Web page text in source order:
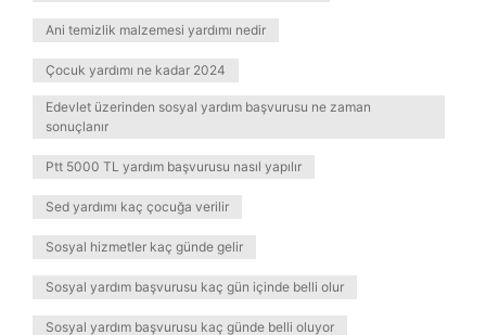
Ani temizlik malzemesi yardımı nedir
Çocuk yardımı ne kadar 2024
Edevlet üzerinden sosyal yardım başvurusu ne zaman
sonuçlanır
Ptt 5000 TL yardım başvurusu nasıl yapılır
Sed yardımı kaç çocuğa verilir
Sosyal hizmetler kaç günde gelir
Sosyal yardım başvurusu kaç gün içinde belli olur
Sosyal yardım başvurusu kaç günde belli oluyor